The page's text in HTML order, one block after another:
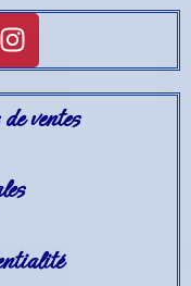
ventes